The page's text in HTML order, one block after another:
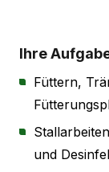
Ihre
Füttern,
und